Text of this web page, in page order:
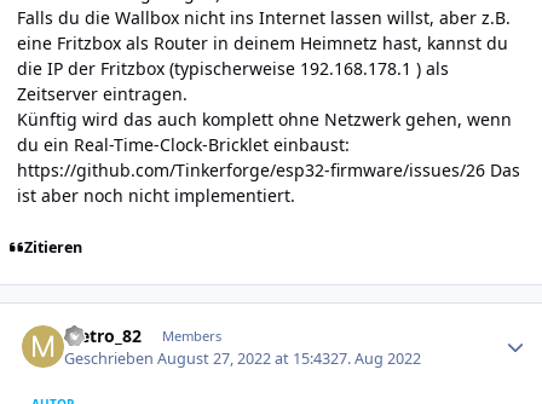
Falls du die Wallbox nicht ins Internet lassen willst, aber z.B.
eine Fritzbox als Router in deinem Heimnetz hast, kannst du
die IP der Fritzbox (typischerweise 192.168.178.1 ) als
Zeitserver eintragen.
Künftig wird das auch komplett ohne Netzwerk gehen, wenn
du ein Real-Time-Clock-Bricklet einbaust:
https://github.com/Tinkerforge/esp32-firmware/issues/26 Das
ist aber noch nicht implementiert.
Zitieren
Metro_82 Members
GeschriebenAugust 27, 2022 at 15:4327. Aug 2022